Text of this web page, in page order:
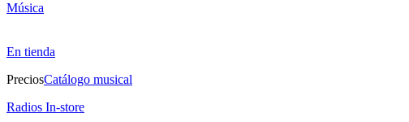
Música
En tienda
PreciosCatálogo musical
Radios In-store